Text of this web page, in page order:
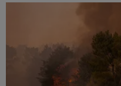
Incrustation de
hausse des incivilités,
hausse...